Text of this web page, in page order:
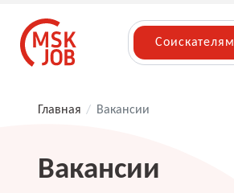
Соискателям
Главная / Вакансии
Вакансии